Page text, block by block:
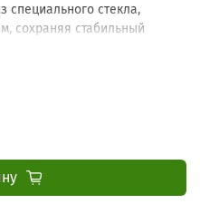
стекла,
сохраняя стабильный